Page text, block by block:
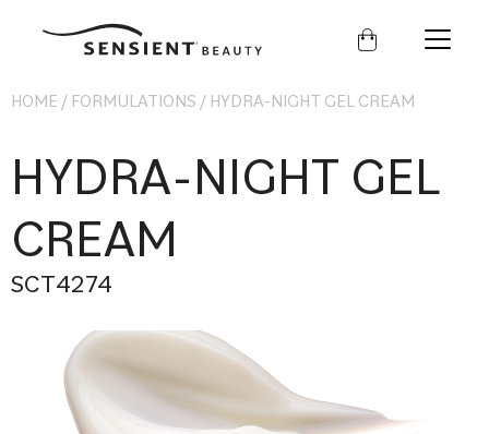
Sensient
HOME / FORMULATIONS / HYDRA-NIGHT GEL CREAM
HYDRA-NIGHT GEL
CREAM
SCT4274